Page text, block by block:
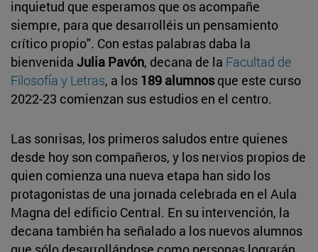
inquietud que esperamos que os acompañe
siempre, para que desarrolléis un pensamiento
crítico propio". Con estas palabras daba la
bienvenida Julia Pavón, decana de la Facultad de
Filosofía y Letras, a los 189 alumnosque este curso
2022-23 comienzan sus estudios en el centro.
Las sonrisas, los primeros saludos entre quienes
desde hoy son compañeros, y los nervios propios de
quien comienza una nueva etapa han sido los
protagonistas de una jornada celebrada en el Aula
Magna del edificio Central. En su intervención, la
decana también ha señalado a los nuevos alumnos